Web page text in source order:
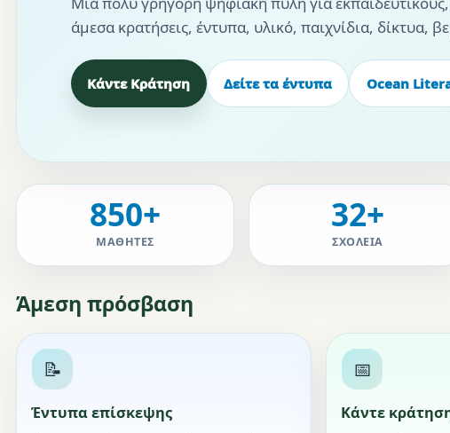
άμεσα κρατήσεις, έντυπα, υλικό, παιχνίδια, δίκτυα,
Κάντε Κράτηση Δείτε τα έντυπα Ocean
850+
ΜΑΘΗΤΈΣ
32+
ΣΧΟΛΕΊΑ
Άμεση πρόσβαση
📝
Έντυπα επίσκεψης
📅
Κάντε